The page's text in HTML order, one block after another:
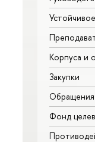
Корпуса и
Закупки
Фонд